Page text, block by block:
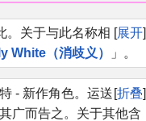
展开
。关于与此名称相
White（消歧义） 」。
折叠
- 新作角色。运送
广而告之。关于其他含